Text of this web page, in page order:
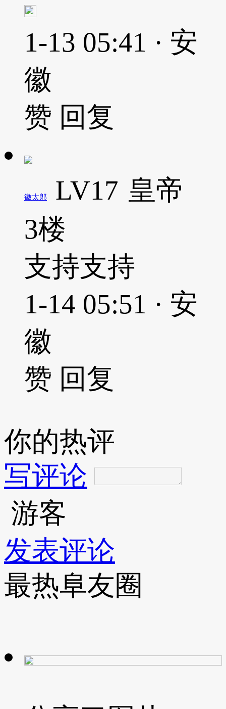
1-13 05:41 · 安
徽
赞 回复
徽太郎 LV17 皇帝
3楼
支持支持
1-14 05:51 · 安
徽
赞 回复
你的热评
写评论
游客
发表评论
最热阜友圈